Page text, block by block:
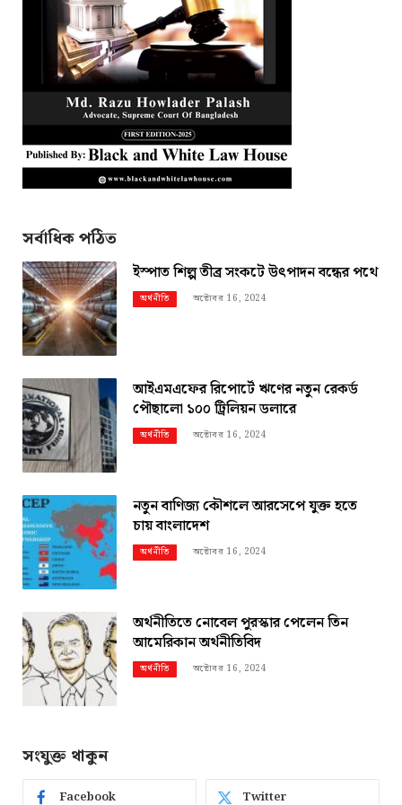
সর্বাধিক পঠিত
ইস্পাত শিল্প তীব্র সংকটে উৎপাদন বন্ধের পথে
অর্থনীতি অক্টোবর 16, 2024
আইএমএফের রিপোর্টে ঋণের নতুন রেকর্ড
পৌছালো ১০০ ট্রিলিয়ন ডলারে
অর্থনীতি অক্টোবর 16, 2024
নতুন বাণিজ্য কৌশলে আরসেপে যুক্ত হতে
চায় বাংলাদেশ
অর্থনীতি অক্টোবর 16, 2024
অর্থনীতিতে নোবেল পুরস্কার পেলেন তিন
আমেরিকান অর্থনীতিবিদ
অর্থনীতি অক্টোবর 16, 2024
সংযুক্ত থাকুন
Facebook Twitter